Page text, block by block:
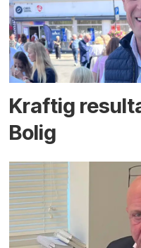
Kraftig
Bolig